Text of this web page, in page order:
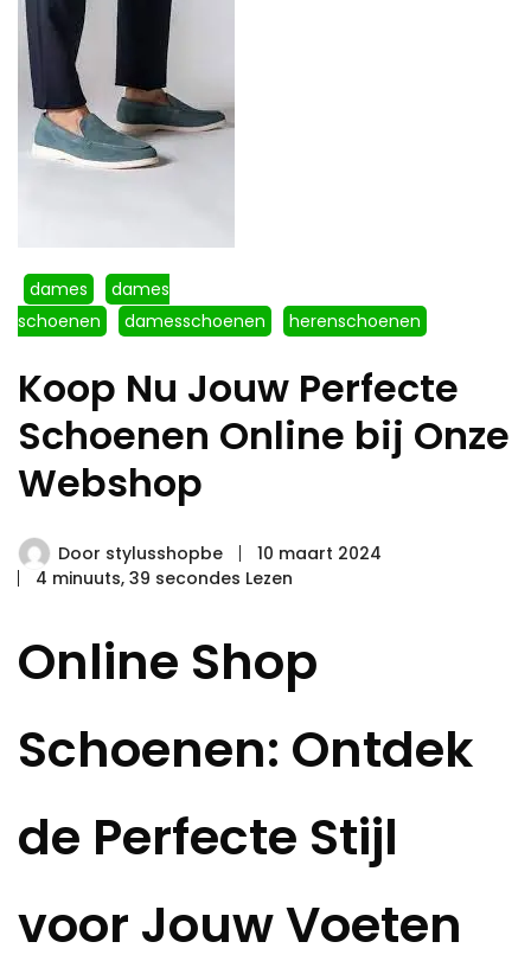
dames
dames
schoenen
damesschoenen herenschoenen
Koop Nu Jouw Perfecte
Schoenen Online bij Onze
Webshop
Door stylusshopbe
10 maart 2024
4 minuuts, 39 secondes Lezen
Online Shop
Schoenen: Ontdek
de Perfecte Stijl
voor Jouw Voeten